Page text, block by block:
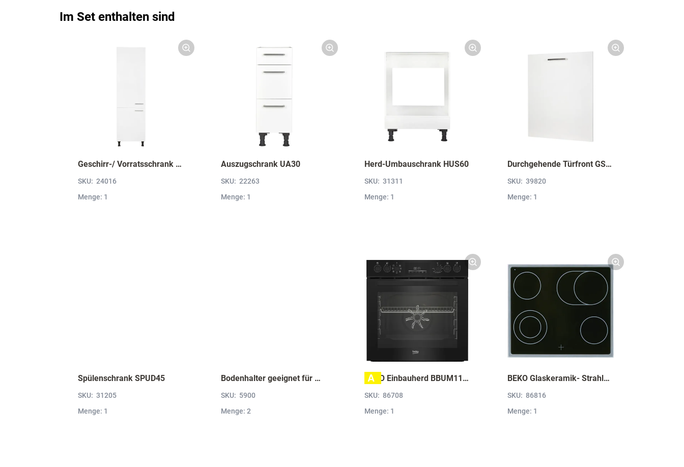
Im Set enthalten sind
Geschirr-/ Vorratsschrank HDV60-1
SKU: 24016
Menge: 1
Auszugschrank UA30
SKU: 22263
Menge: 1
Herd-Umbauschrank HUS60
SKU: 31311
Menge: 1
Durchgehende Türfront GSBD45-I
SKU: 39820
Menge: 1
Spülenschrank SPUD45
SKU: 31205
Menge: 1
Bodenhalter geeignet für Wandborde von 6 bis 52 mm Stärke VBH5
SKU: 5900
Menge: 2
A BEKO Einbauherd BBUM113N2B mit Hydrolyse, Schwarz BBUM113N2B
SKU: 86708
Menge: 1
BEKO Glaskeramik- Strahlungskochfeld EH 9641 XHN, herdgebunden EH9641XHN
SKU: 86816
Menge: 1